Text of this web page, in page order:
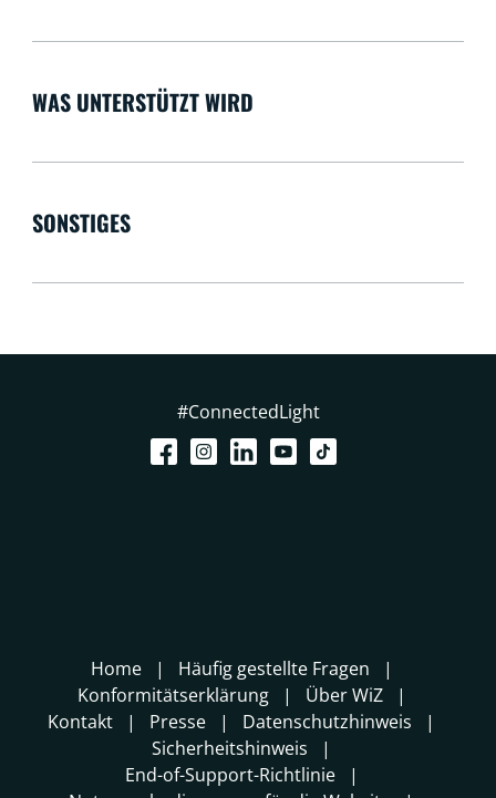
WAS UNTERSTÜTZT WIRD
SONSTIGES
#ConnectedLight
Home
Häufig gestellte Fragen
Konformitätserklärung
Über WiZ
Kontakt
Presse
Datenschutzhinweis
Sicherheitshinweis
End-of-Support-Richtlinie